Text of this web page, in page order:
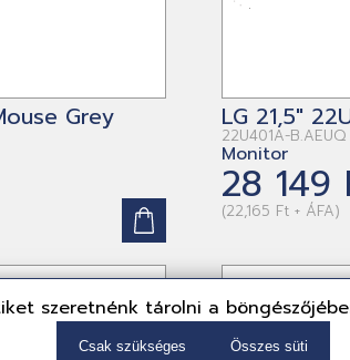
szeretnénk tárolni a
Csak szükséges Összes süti
Grey LG 21,5"
22U401A-B.AEUQ
Monitor
28 149
(22,165 Ft + ÁFA)